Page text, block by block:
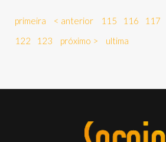
primeira < anterior 115 116 117
122
123 próximo > ultima